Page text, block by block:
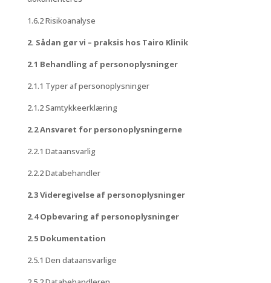
1.6.2 Risikoanalyse
2. Sådan gør vi – praksis hos Tairo Klinik
2.1 Behandling af personoplysninger
2.1.1 Typer af personoplysninger
2.1.2 Samtykkeerklæring
2.2 Ansvaret for personoplysningerne
2.2.1 Dataansvarlig
2.2.2 Databehandler
2.3 Videregivelse af personoplysninger
2.4 Opbevaring af personoplysninger
2.5 Dokumentation
2.5.1 Den dataansvarlige